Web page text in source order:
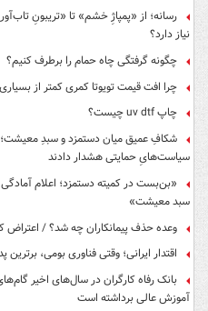
رسانه؛ از «پمپاژِ خشم» تا «تریبونِ
نیاز دارد؟
چگونه گرفتگی چاه حمام را برطرف کنیم؟
چرا افت قیمت تویوتا کمری کمتر از
چاپ uv dtf چیست؟
شکافِ عمیق میان دستمزد و سبدِ معیشت؛
سیاست‌هایِ حمایتی هشدار دادند
«بن‌بست در کمیته دستمزد؛ اعلام
سبد معیشت»
وعده حذف پیمانکاران چه شد؟ / اعتراض
اقتدار ایرانی؛ وقتی فناوری بومی، برترین
بانک رفاه کارگران در سال‌های اخیر
آموزش عالی برداشته است